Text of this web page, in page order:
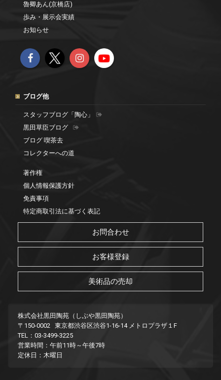
魯卿あん(京橋店)
歩み・展示会実績
お知らせ
ブログ他
スタッフブログ「陶心」
黒田草臣ブログ
ブログ 喫茶去
コレクターへの道
著作権
個人情報保護方針
免責事項
特定商取引法に基づく表記
お問合わせ
お客様登録
美術品の売却
株式会社黒田陶苑（しぶや黒田陶苑）
〒150-0002 東京都渋谷区渋谷1-16-14 メトロプラザ１F
TEL：03-3499-3225
営業時間：午前11時～午後7時
定休日：木曜日